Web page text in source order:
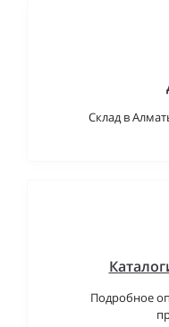
Склад в
Подробное